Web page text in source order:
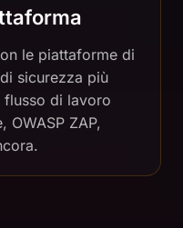
le piattaforme di
sicurezza più
di lavoro
OWASP ZAP,